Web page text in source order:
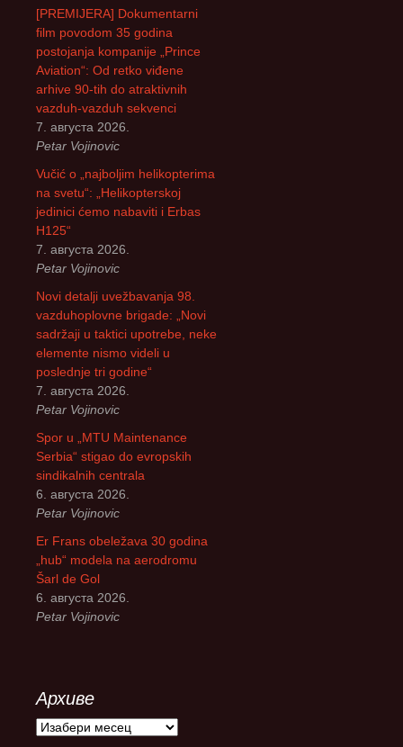
г
а
а
[PREMIJERA] Dokumentarni
film povodom 35 godina
postojanja kompanije „Prince
Aviation“: Od retko viđene
arhive 90-tih do atraktivnih
vazduh-vazduh sekvenci
7. августа 2026.
Petar Vojinovic
Vučić o „najboljim helikopterima
na svetu“: „Helikopterskoj
jedinici ćemo nabaviti i Erbas
H125“
7. августа 2026.
Petar Vojinovic
Novi detalji uvežbavanja 98.
vazduhoplovne brigade: „Novi
sadržaji u taktici upotrebe, neke
elemente nismo videli u
poslednje tri godine“
7. августа 2026.
Petar Vojinovic
Spor u „MTU Maintenance
Serbia“ stigao do evropskih
sindikalnih centrala
6. августа 2026.
Petar Vojinovic
Er Frans obeležava 30 godina
„hub“ modela na aerodromu
Šarl de Gol
6. августа 2026.
Petar Vojinovic
Архиве
А